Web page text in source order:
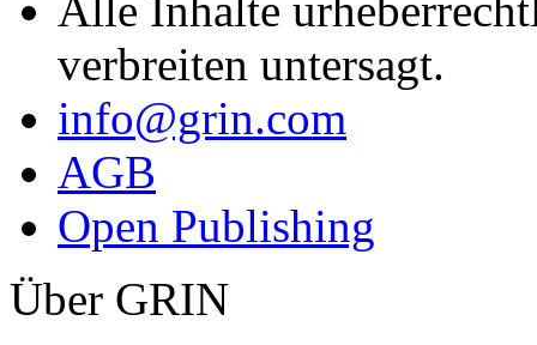
verbreiten untersagt.
info@grin.com
AGB
Open Publishing
Über GRIN